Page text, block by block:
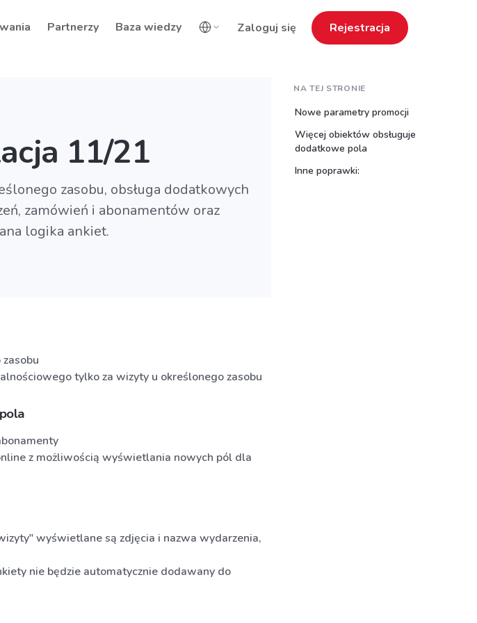
Zaloguj się Rejestracja
Partnerzy Baza wiedzy
11/21
zasobu, obsługa dodatkowych
zamówień i abonamentów oraz
logika ankiet.
tylko za wizyty u określonego zasobu
z możliwością wyświetlania nowych pól dla
wyświetlane są zdjęcia i nazwa wydarzenia,
nie będzie automatycznie dodawany do
NA TEJ STRONIE
Nowe parametry promocji
Więcej obiektów obsługuje
dodatkowe pola
Inne poprawki: